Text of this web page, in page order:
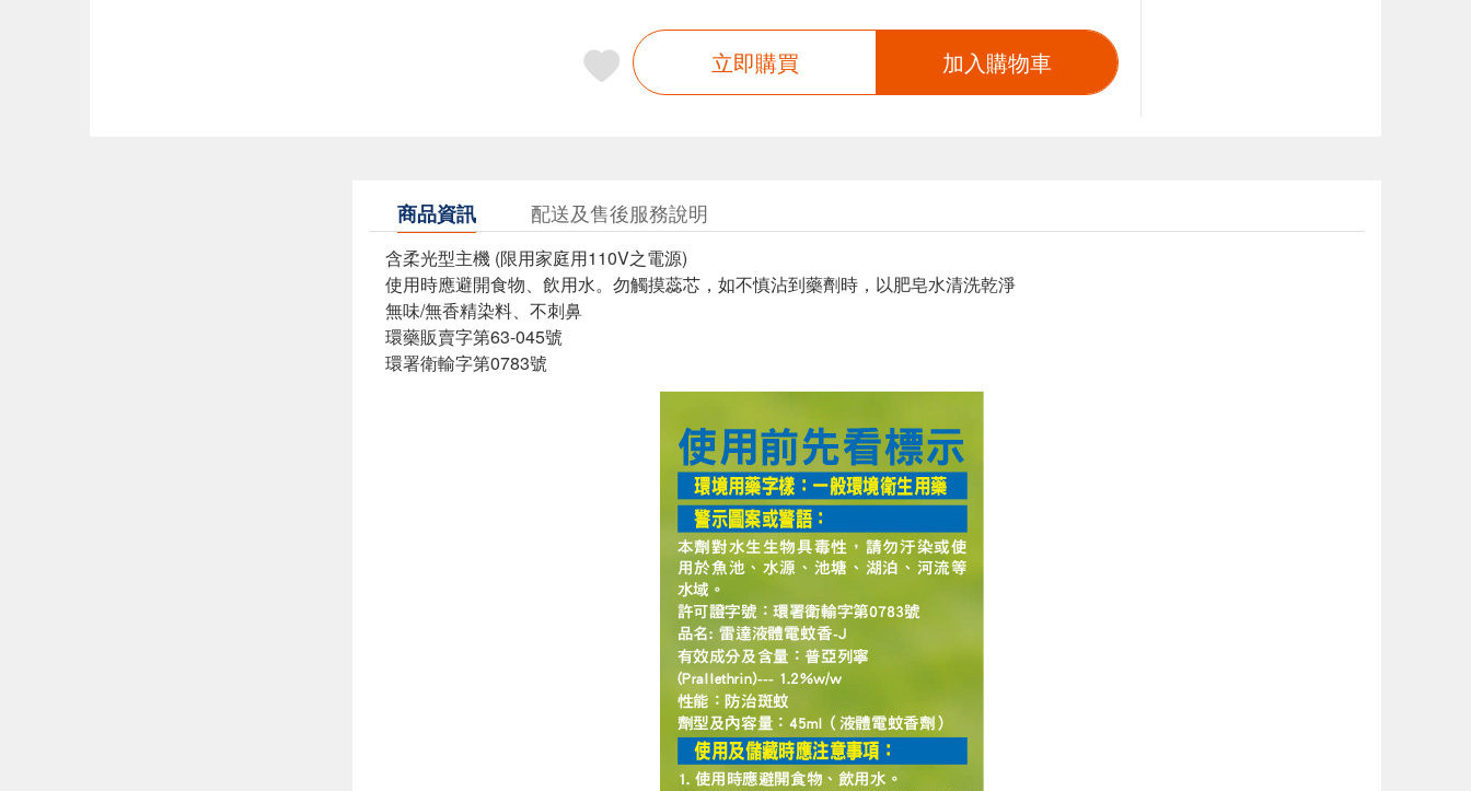
立即購買 加入購物車
商品資訊 配送及售後服務說明
含柔光型主機 (限用家庭用110V之電源)
使用時應避開食物、飲用水。勿觸摸蕊芯，如不慎沾到藥劑時，以肥皂水清洗乾淨
無味/無香精染料、不刺鼻
環藥販賣字第63-045號
環署衛輸字第0783號